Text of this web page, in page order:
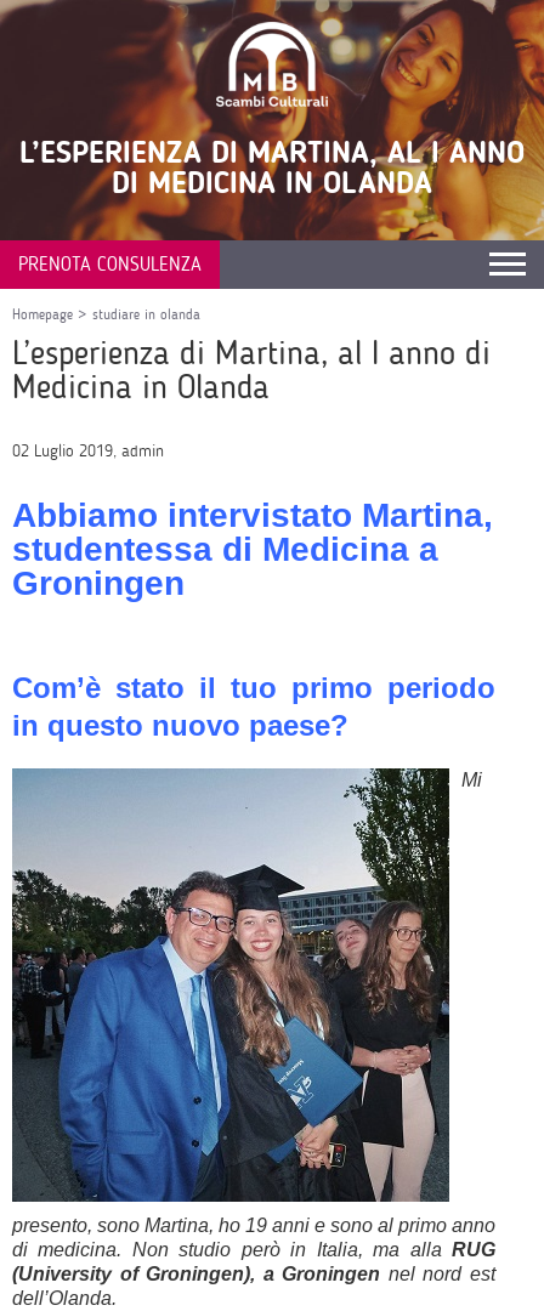
L’ESPERIENZA DI MARTINA, AL I ANNO
DI MEDICINA IN OLANDA
PRENOTA CONSULENZA
Homepage > studiare in olanda
L’esperienza di Martina, al I anno di
Medicina in Olanda
02 Luglio 2019, admin
Abbiamo intervistato Martina,
studentessa di Medicina a
Groningen
Com’è stato il tuo primo periodo
in questo nuovo paese?
Mi
presento, sono Martina, ho 19 anni e sono al primo anno
di medicina. Non studio però in Italia, ma alla RUG
(University of Groningen), a Groningen nel nord est
dell’Olanda.